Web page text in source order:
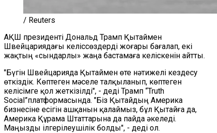
/ Reuters
АҚШ президенті Дональд Трамп Қытаймен
Швейцариядағы келіссөздерді жоғары бағалап, екі
жақтың «сындарлы» жаңа бастамаға келіскенін айтты.
"Бүгін Швейцарияда Қытаймен өте нәтижелі кездесу
өткіздік. Көптеген мәселе талқыланып, көптеген
келісімге қол жеткізілді", - деді Трамп “Truth
Social”платформасында. "Біз Қытайдың Америка
бизнесіне есігін ашқанын қалаймыз, бұл Қытайға да,
Америка Құрама Штаттарына да пайда әкеледі.
Маңызды ілгерілеушілік болды", - деді ол.